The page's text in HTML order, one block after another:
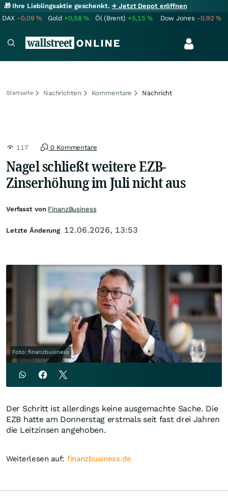
🎁 Ihre Lieblingsaktie geschenkt.→ Jetzt Depot eröffnen
DAX -0,09% Gold +0,58% Öl (Brent) +5,15% Dow Jones -0,92%
Startseite Nachrichten Kommentare Nachricht
117 0 Kommentare
Nagel schließt weitere EZB-
Zinserhöhung im Juli nicht aus
Foto: finanzbusiness
Der Schritt ist allerdings keine ausgemachte Sache. Die
EZB hatte am Donnerstag erstmals seit fast drei Jahren
die Leitzinsen angehoben.
Weiterlesen auf: finanzbusiness.de
Verfasst von FinanzBusiness
Letzte Änderung 12.06.2026, 13:53